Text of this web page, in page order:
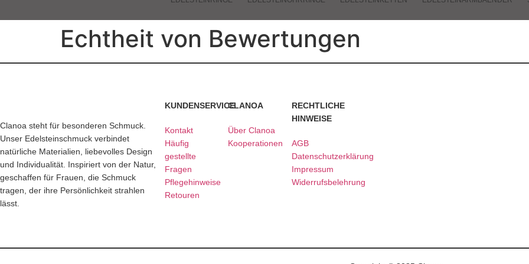
Echtheit von Bewertungen
Clanoa steht für besonderen Schmuck.
Unser Edelsteinschmuck verbindet
natürliche Materialien, liebevolles Design
und Individualität. Inspiriert von der Natur,
geschaffen für Frauen, die Schmuck
tragen, der ihre Persönlichkeit strahlen
lässt.
KUNDENSERVICE
Kontakt
Häufig
gestellte
Fragen
Pflegehinweise
Retouren
CLANOA
Über Clanoa
Kooperationen
RECHTLICHE
HINWEISE
AGB
Datenschutzerklärung
Impressum
Widerrufsbelehrung